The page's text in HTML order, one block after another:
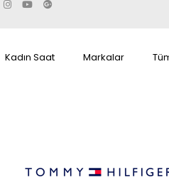
Kadın Saat Markalar